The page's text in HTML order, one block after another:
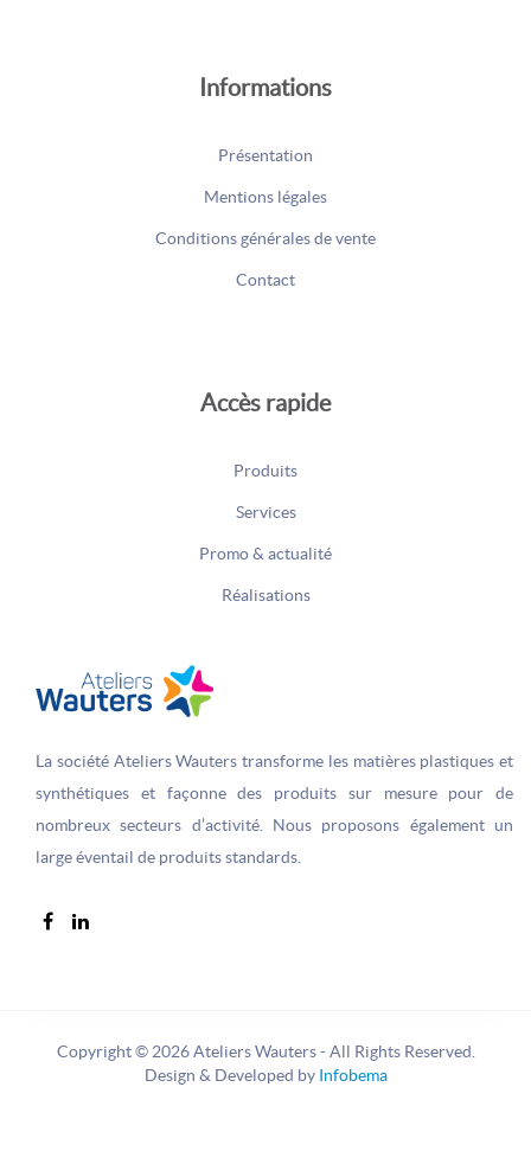
Informations
Présentation
Mentions légales
Conditions générales de vente
Contact
Accès rapide
Produits
Services
Promo & actualité
Réalisations
La société Ateliers Wauters transforme les matières plastiques et
synthétiques et façonne des produits sur­ mesure pour de
nombreux secteurs d’activité. Nous proposons également un
large éventail de produits standards.
Copyright © 2026 Ateliers Wauters - All Rights Reserved.
Design & Developed by Infobema